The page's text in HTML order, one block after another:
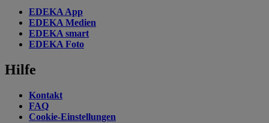
EDEKA App
EDEKA Medien
EDEKA smart
EDEKA Foto
Hilfe
Kontakt
FAQ
Cookie-Einstellungen